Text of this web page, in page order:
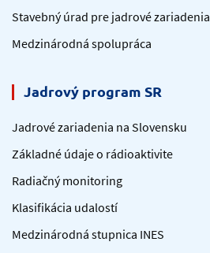
Stavebný úrad pre jadrové zariadenia
Medzinárodná spolupráca
Jadrový program SR
Jadrové zariadenia na Slovensku
Základné údaje o rádioaktivite
Radiačný monitoring
Klasifikácia udalostí
Medzinárodná stupnica INES